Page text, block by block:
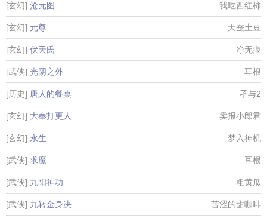
[玄幻] 沧元图 我吃西红柿
[玄幻] 元尊 天蚕土豆
[玄幻] 伏天氏 净无痕
[武侠] 光阴之外 耳根
[历史] 唐人的餐桌 孑与2
[玄幻] 大奉打更人 卖报小郎君
[玄幻] 永生 梦入神机
[武侠] 求魔 耳根
[武侠] 九阳神功 粗黄瓜
[武侠] 九转金身决 苦涩的甜咖啡